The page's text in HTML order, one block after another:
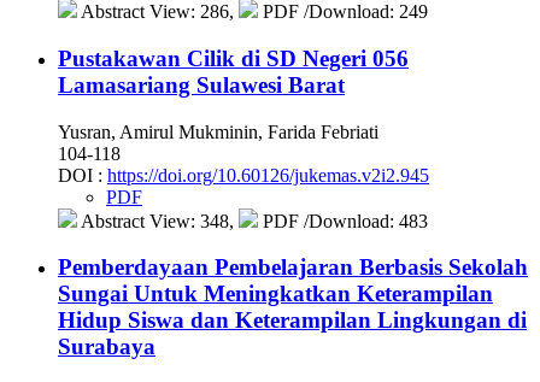
Abstract View: 286,
PDF /Download: 249
Pustakawan Cilik di SD Negeri 056
Lamasariang Sulawesi Barat
Yusran, Amirul Mukminin, Farida Febriati
104-118
DOI : https://doi.org/10.60126/jukemas.v2i2.945
PDF
Abstract View: 348,
PDF /Download: 483
Pemberdayaan Pembelajaran Berbasis Sekolah
Sungai Untuk Meningkatkan Keterampilan
Hidup Siswa dan Keterampilan Lingkungan di
Surabaya